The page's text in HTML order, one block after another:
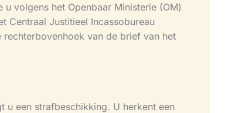
volgens het Openbaar Ministerie (OM)
Centraal Justitieel Incassobureau
van de brief van het
u een strafbeschikking. U herkent een